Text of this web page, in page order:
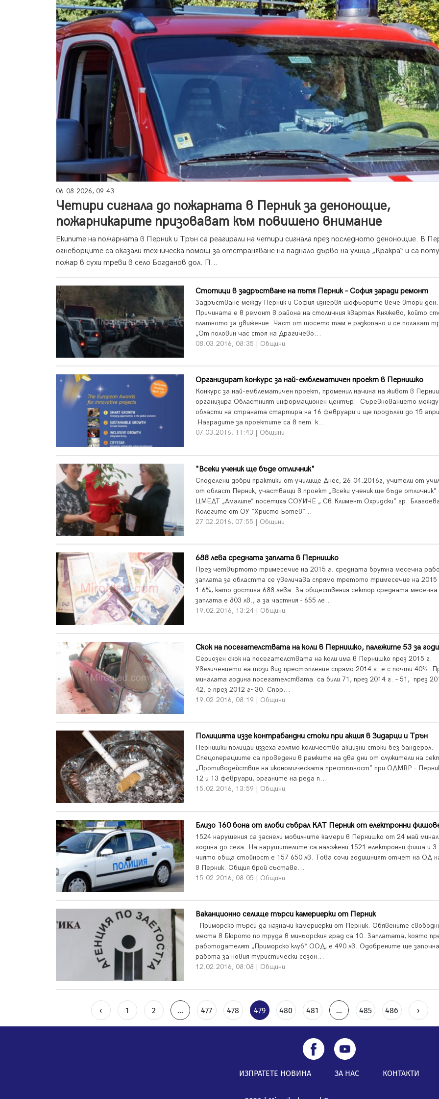
06.08.2026, 09:43
Четири сигнала до пожарната в Перник за денонощие,
пожарникарите призовават към повишено внимание
Екипите на пожарната в Перник и Трън са реагирали на четири сигнала през последното денонощие. В
огнеборците са оказали техническа помощ за отстраняване на паднало дърво на улица „Кракра“ и са
пожар в сухи треви в село Богданов дол. П...
Стотици в задръстване на пътя Перник – София заради ремонт
Задръстване между Перник и София изнервя шофьорите вече втори ден.
Причината е в ремонт в района на столичния квартал Княжево, който
платното за движение. Част от шосето там е разкопано и се полагат
„От половин час стоя на Драгичево...
08.03.2016, 08:35 | Общини
Организират конкурс за най-емблематичен проект в Пернишко
Конкурс за най-емблематичен проект, променил начина на живот в
организира Областният информационен център. Съревнованието
области на страната стартира на 16 февруари и ще продълги до 15
Наградите за проектите са в пет к...
07.03.2016, 11:43 | Общини
"Всеки ученик ще бъде отличник"
Споделени добри практики от училище Днес, 26.04.2016г, учители от
от област Перник, участващи в проект „Всеки ученик ще бъде отличник”
ЦМЕДТ „Амалипе” посетиха СОУИЧЕ „ Св.Климент Охридски” гр.
Колегите от ОУ ”Христо Ботев”...
27.02.2016, 07:55 | Общини
688 лева средната заплата в Пернишко
През четвъртото тримесечие на 2015 г. средната брутна месечна
заплата за областта се увеличава спрямо третото тримесечие на 2015
1.6%, като достига 688 лева. За обществения сектор средната месечна
заплата е 803 лв., а за частния - 655 ле...
19.02.2016, 13:24 | Общини
Скок на посегателствата на коли в Пернишко, палежите 53 за
Сериозен скок на посегателствата на коли има в Пернишко през 2015 г.
Увеличението на този вид престъпление спрямо 2014 г. е с почти 40%.
миналата година посегателствата са били 71, през 2014 г. – 51, през
42, е през 2012 г- 30. Спор...
19.02.2016, 08:19 | Общини
Полицията иззе контрабандни стоки при акция в Зидарци и Трън
Пернишки полицаи иззеха голямо количество акцизни стоки без бандерол.
Спецоперациите са проведени в рамките на два дни от служители на
„Противодействие на икономическата престъпност” при ОДМВР –
12 и 13 февруари, органите на реда п...
15.02.2016, 13:59 | Общини
Близо 160 бона от глоби събрал КАТ Перник от електронни
1524 нарушения са заснели мобилните камери в Пернишко от 24 май
година до сега. На нарушителите са наложени 1521 електронни фиша и 3
чиято обща стойност е 157 650 лв. Това сочи годишният отчет на ОД
в Перник. Общия брой съставе...
15.02.2016, 08:05 | Общини
Ваканционно селище търси камериерки от Перник
Приморско търси да назначи камериерки от Перник. Обявенитe
места в Бюрото по труда в миньорския град са 10. Заплатата, която
работодателят „Приморско клуб“ ООД, е 490 лв. Одобрените ще
работа за новия туристически сезон...
12.02.2016, 08:08 | Общини
‹ 1 2 ... 477 478 479 480 481 ... 485 486 ›
ИЗПРАТЕТЕ НОВИНА ЗА НАС КОНТАКТИ